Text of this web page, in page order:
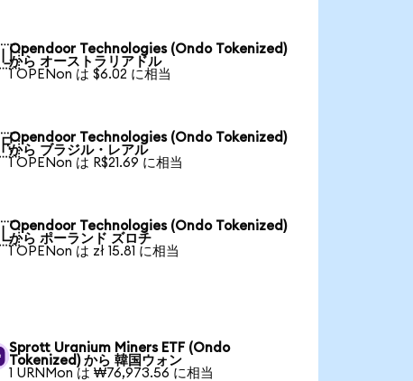
Opendoor Technologies (Ondo Tokenized)
から オーストラリアドル
1 OPENon は $6.02 に相当
Opendoor Technologies (Ondo Tokenized)
から ブラジル・レアル
1 OPENon は R$21.69 に相当
Opendoor Technologies (Ondo Tokenized)
から ポーランド ズロチ
1 OPENon は zł 15.81 に相当
Sprott Uranium Miners ETF (Ondo
Tokenized) から 韓国ウォン
1 URNMon は ₩76,973.56 に相当